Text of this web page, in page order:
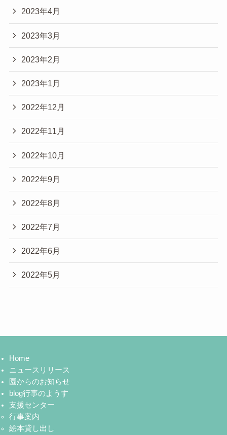
2023年4月
2023年3月
2023年2月
2023年1月
2022年12月
2022年11月
2022年10月
2022年9月
2022年8月
2022年7月
2022年6月
2022年5月
Home
ニュースリリース
園からのお知らせ
blog行事のようす
支援センター
行事案内
絵本貸し出し